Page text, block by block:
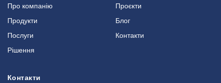
Про компанію
Продукти
Послуги
Рішення
Проєкти
Блог
Контакти
Контакти